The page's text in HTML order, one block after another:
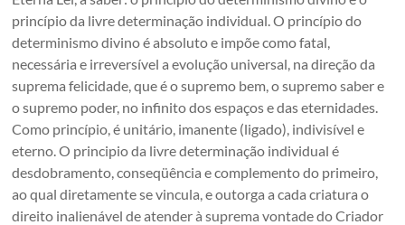
princípio da livre determinação individual. O princípio do
determinismo divino é absoluto e impõe como fatal,
necessária e irreversível a evolução universal, na direção da
suprema felicidade, que é o supremo bem, o supremo saber e
o supremo poder, no infinito dos espaços e das eternidades.
Como princípio, é unitário, imanente (ligado), indivisível e
eterno. O principio da livre determinação individual é
desdobramento, conseqüência e complemento do primeiro,
ao qual diretamente se vincula, e outorga a cada criatura o
direito inalienável de atender à suprema vontade do Criador